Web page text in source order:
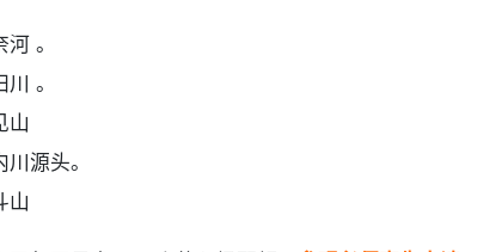
。
。
山
源头。
山